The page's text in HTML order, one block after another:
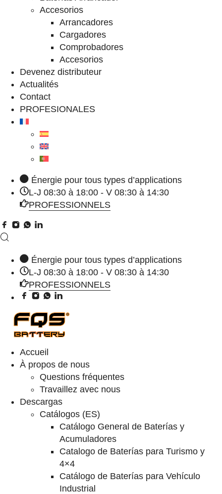
Accesorios
Arrancadores
Cargadores
Comprobadores
Accesorios
Devenez distributeur
Actualités
Contact
PROFESIONALES
Énergie pour tous types d’applications
L-J 08:30 à 18:00 - V 08:30 à 14:30
PROFESSIONNELS
Énergie pour tous types d’applications
L-J 08:30 à 18:00 - V 08:30 à 14:30
PROFESSIONNELS
Accueil
À propos de nous
Questions fréquentes
Travaillez avec nous
Descargas
Catálogos (ES)
Catálogo General de Baterías y
Acumuladores
Catalogo de Baterías para Turismo y
4×4
Catálogo de Baterías para Vehículo
Industrial